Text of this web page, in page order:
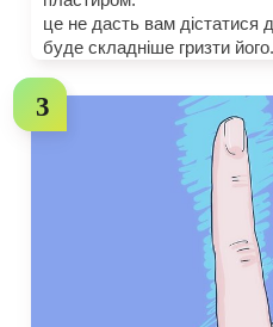
це не дасть вам дістатися
буде складніше гризти його.